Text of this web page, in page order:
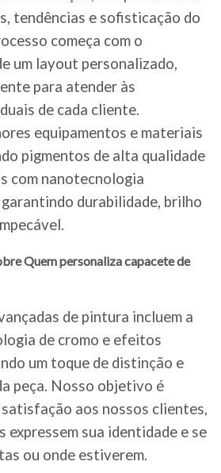
tendências e sofisticação do
começa com o
um layout personalizado,
para atender às
de cada cliente.
equipamentos e materiais
pigmentos de alta qualidade
com nanotecnologia
garantindo durabilidade, brilho
Quem personaliza capacete de
de pintura incluem a
de cromo e efeitos
um toque de distinção e
peça. Nosso objetivo é
aos nossos clientes,
expressem sua identidade e se
ou onde estiverem.